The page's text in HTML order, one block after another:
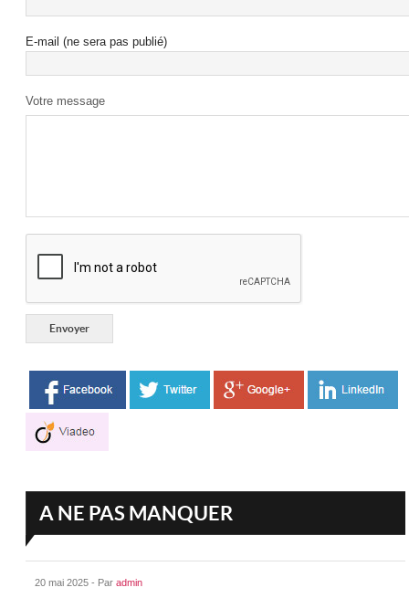
E-mail (ne sera pas publié)
Votre message
A NE PAS MANQUER
20 mai 2025 - Paradmin